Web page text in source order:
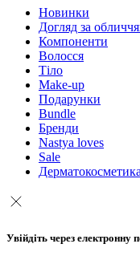
Новинки
Догляд за
Компоненти
Волосся
Тіло
Make-up
Подарунки
Bundle
Бренди
Nastya loves
Sale
Дерматокосметика
Увійдіть через електронну